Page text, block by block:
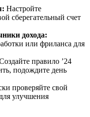
Настройте
сберегательный счет
дохода:
или фриланса для
правило ’24
подождите день
проверяйте свой
улучшения